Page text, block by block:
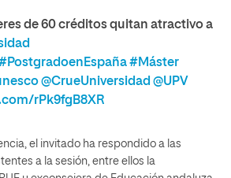
de 60 créditos quitan atractivo a
#Máster
@CrueUniversidad @UPV
rPk9fgB8XR
el invitado ha respondido a las
a la sesión, entre ellos la